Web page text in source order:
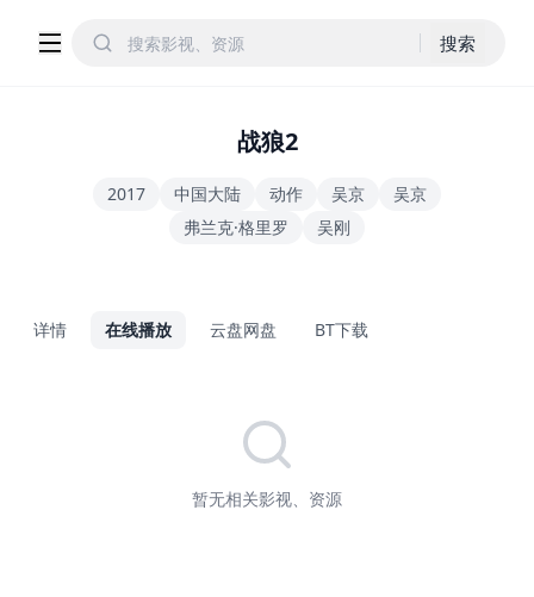
搜索
战狼2
2017 中国大陆 动作 吴京
吴京
弗兰克·格里罗
吴刚
详情 在线播放 云盘网盘 BT下载
暂无相关影视、资源